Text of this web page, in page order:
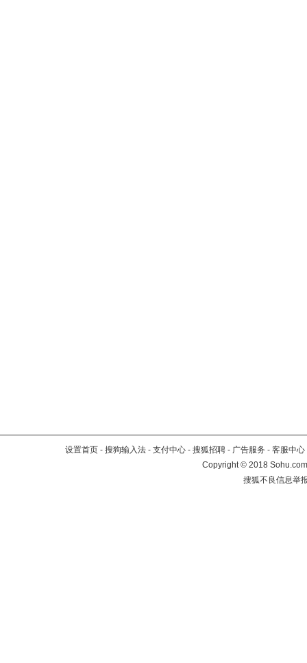
设置首页 - 搜狗输入法 - 支付中心 - 搜狐招聘 - 广告服务 - 客服中心
Copyright©2018
搜狐不良信息举